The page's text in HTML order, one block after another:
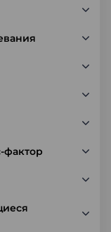
фактор